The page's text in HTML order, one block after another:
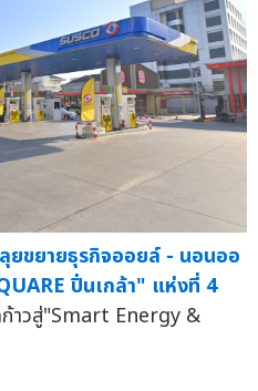
ยขยายธุรกิจออยล์ - นอนออ
ปิ่นเกล้า" แห่งที่ 4
วสู่"Smart Energy &